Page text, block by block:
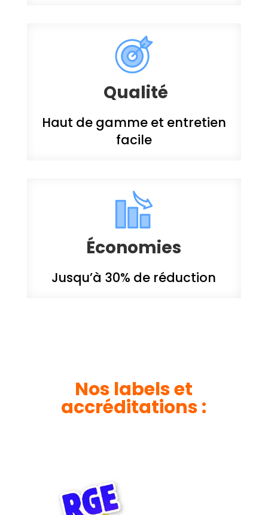
Qualité
Haut de gamme et entretien
facile
Économies
Jusqu’à 30% de réduction
Nos labels et
accréditations :